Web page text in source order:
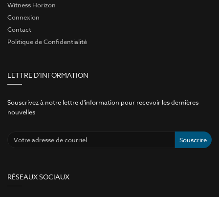
Witness Horizon
Connexion
Contact
Politique de Confidentialité
LETTRE D'INFORMATION
Souscrivez à notre lettre d'information pour recevoir les dernières
nouvelles
Souscrire
RÉSEAUX SOCIAUX